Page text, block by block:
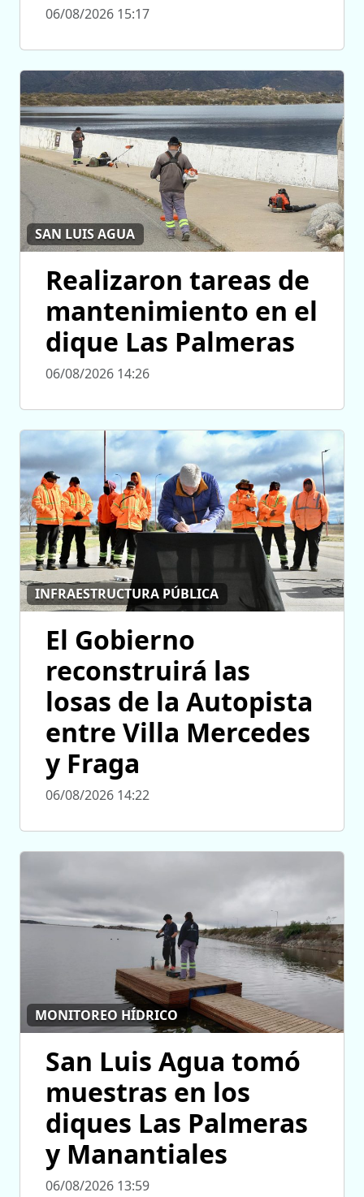
06/08/2026 15:17
SAN LUIS AGUA
Realizaron tareas de
mantenimiento en el
dique Las Palmeras
06/08/2026 14:26
INFRAESTRUCTURA PÚBLICA
El Gobierno
reconstruirá las
losas de la Autopista
entre Villa Mercedes
y Fraga
06/08/2026 14:22
MONITOREO HÍDRICO
San Luis Agua tomó
muestras en los
diques Las Palmeras
y Manantiales
06/08/2026 13:59